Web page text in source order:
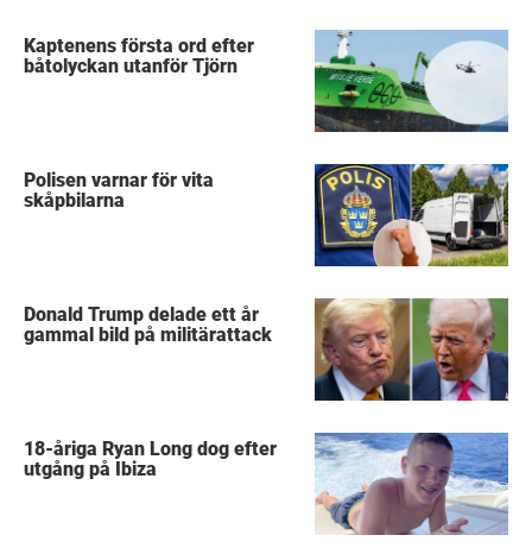
Kaptenens första ord efter
båtolyckan utanför Tjörn
Polisen varnar för vita
skåpbilarna
Donald Trump delade ett år
gammal bild på militärattack
18-åriga Ryan Long dog efter
utgång på Ibiza